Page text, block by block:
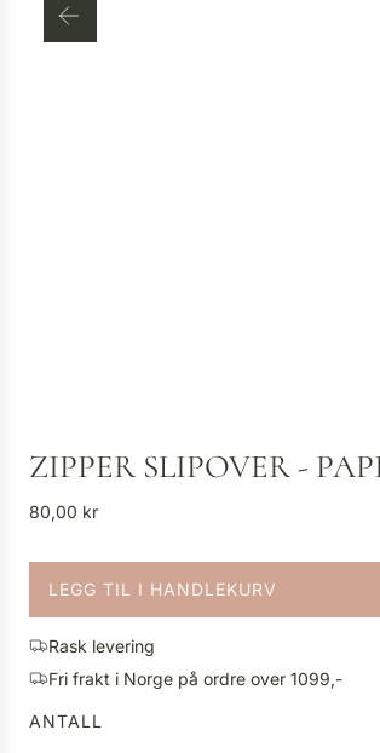
ZIPPER SLIPOVER -
V
n
i
g
p
i
80,00 kr
LEGG TIL I HANDLEKURV
L
S
T
R
Rask levering
Fri frakt i Norge på ordre over 1099,-
ANTALL